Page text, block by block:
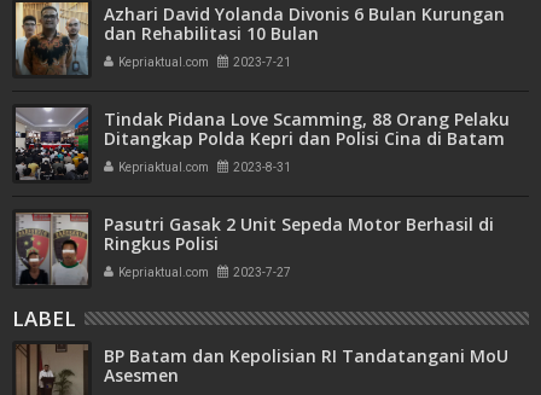
Azhari David Yolanda Divonis 6 Bulan Kurungan
dan Rehabilitasi 10 Bulan
Kepriaktual.com 2023-7-21
Tindak Pidana Love Scamming, 88 Orang Pelaku
Ditangkap Polda Kepri dan Polisi Cina di Batam
Kepriaktual.com 2023-8-31
Pasutri Gasak 2 Unit Sepeda Motor Berhasil di
Ringkus Polisi
Kepriaktual.com 2023-7-27
LABEL
BP Batam dan Kepolisian RI Tandatangani MoU
Asesmen